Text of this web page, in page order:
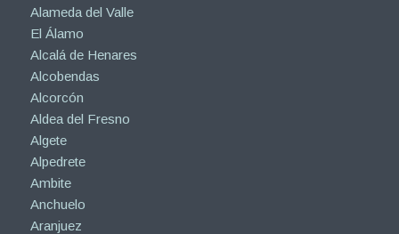
Alameda del Valle
El Álamo
Alcalá de Henares
Alcobendas
Alcorcón
Aldea del Fresno
Algete
Alpedrete
Ambite
Anchuelo
Aranjuez